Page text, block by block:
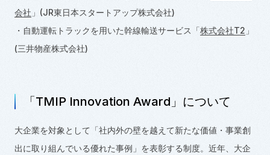
会社 」(JR東日本スタートアップ株式会社)
・自動運転トラックを用いた幹線輸送サービス「株式会社T2 」
(三井物産株式会社)
「TMIP Innovation Award」について
大企業を対象として「社内外の壁を越えて新たな価値・事業創
出に取り組んでいる優れた事例」を表彰する制度。近年、大企